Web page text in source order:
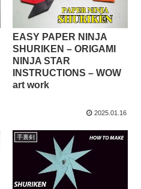
EASY PAPER NINJA
SHURIKEN – ORIGAMI
NINJA STAR
INSTRUCTIONS – WOW
art work
2025.01.16
手裏剣